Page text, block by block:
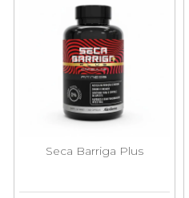
Seca Barriga Plus